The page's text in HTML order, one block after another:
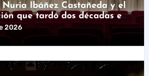
Nuria Ibáñez Castañeda y el
que tardó dos décadas en
2026